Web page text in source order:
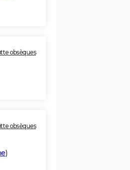
obsèques
obsèques
)